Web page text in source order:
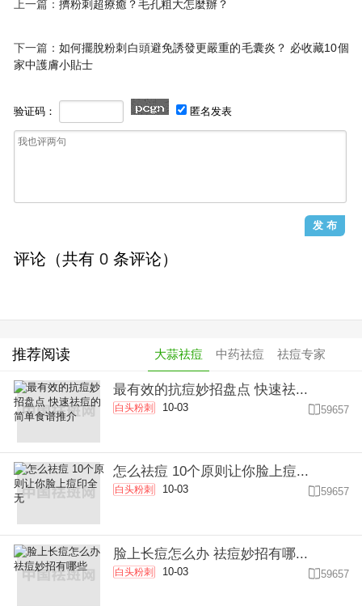
上一篇： 擠粉刺超療癒？毛孔粗大怎麼辦？
下一篇： 如何擺脫粉刺白頭避免誘發更嚴重的毛囊炎？ 必收藏10個
家中護膚小貼士
验证码： 匿名发表
评论（共有 0 条评论）
推荐阅读 大蒜祛痘 中药祛痘 祛痘专家
最有效的抗痘妙招盘点 快速祛...
白头粉刺 10-03 59657
怎么祛痘 10个原则让你脸上痘...
白头粉刺 10-03 59657
脸上长痘怎么办 祛痘妙招有哪...
白头粉刺 10-03 59657